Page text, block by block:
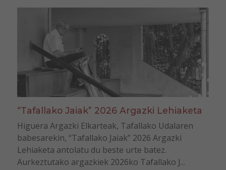
“Tafallako Jaiak” 2026 Argazki Lehiaketa
Higuera Argazki Elkarteak, Tafallako Udalaren
babesarekin, “Tafallako Jaiak” 2026 Argazki
Lehiaketa antolatu du beste urte batez.
Aurkeztutako argazkiek 2026ko Tafallako J...